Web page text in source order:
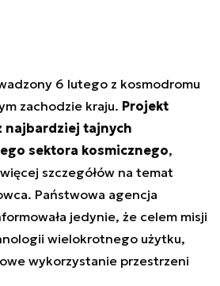
6 lutego z kosmodromu
zachodzie kraju. Projekt
najbardziej tajnych
sektora kosmicznego,
szczegółów na temat
Państwowa agencja
jedynie, że celem misji
wielokrotnego użytku,
wykorzystanie przestrzeni